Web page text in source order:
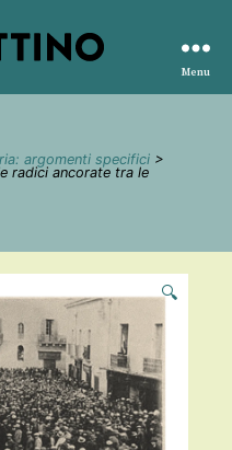
Menu
argomenti specifici >
radici ancorate tra le
🔍